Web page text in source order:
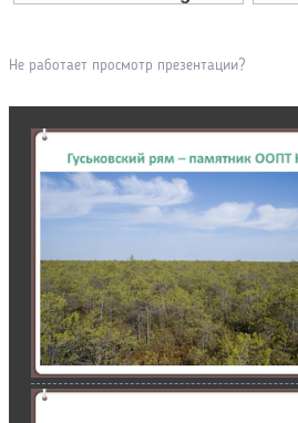
Не работает просмотр презентации?